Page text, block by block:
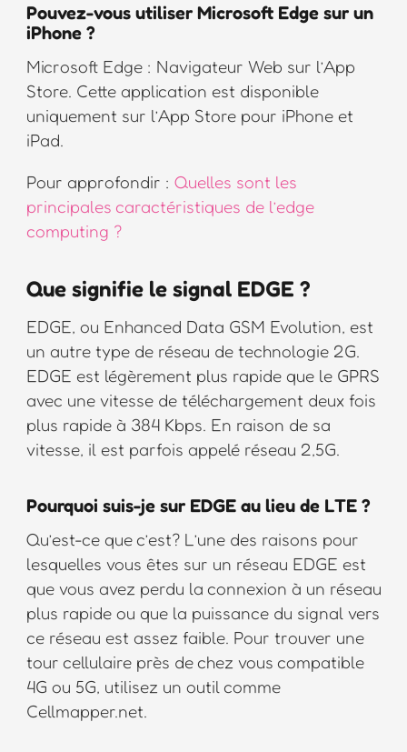
Pouvez-vous utiliser Microsoft Edge sur un
iPhone ?
Microsoft Edge : Navigateur Web sur l’App
Store. Cette application est disponible
uniquement sur l’App Store pour iPhone et
iPad.
Pour approfondir : Quelles sont les
principales caractéristiques de l’edge
computing ?
Que signifie le signal EDGE ?
EDGE, ou Enhanced Data GSM Evolution, est
un autre type de réseau de technologie 2G.
EDGE est légèrement plus rapide que le GPRS
avec une vitesse de téléchargement deux fois
plus rapide à 384 Kbps. En raison de sa
vitesse, il est parfois appelé réseau 2,5G.
Pourquoi suis-je sur EDGE au lieu de LTE ?
Qu’est-ce que c’est? L’une des raisons pour
lesquelles vous êtes sur un réseau EDGE est
que vous avez perdu la connexion à un réseau
plus rapide ou que la puissance du signal vers
ce réseau est assez faible. Pour trouver une
tour cellulaire près de chez vous compatible
4G ou 5G, utilisez un outil comme
Cellmapper.net.